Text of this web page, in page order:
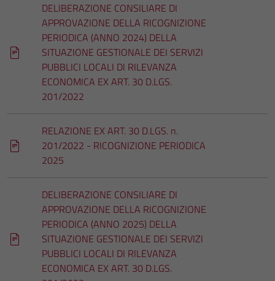
DELIBERAZIONE CONSILIARE DI
APPROVAZIONE DELLA RICOGNIZIONE
PERIODICA (ANNO 2024) DELLA
SITUAZIONE GESTIONALE DEI SERVIZI
PUBBLICI LOCALI DI RILEVANZA
ECONOMICA EX ART. 30 D.LGS.
201/2022
RELAZIONE EX ART. 30 D.LGS. n.
201/2022 - RICOGNIZIONE PERIODICA
2025
DELIBERAZIONE CONSILIARE DI
APPROVAZIONE DELLA RICOGNIZIONE
PERIODICA (ANNO 2025) DELLA
SITUAZIONE GESTIONALE DEI SERVIZI
PUBBLICI LOCALI DI RILEVANZA
ECONOMICA EX ART. 30 D.LGS.